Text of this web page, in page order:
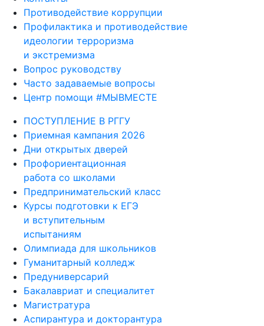
Противодействие коррупции
Профилактика и противодействие
идеологии терроризма
и экстремизма
Вопрос руководству
Часто задаваемые вопросы
Центр помощи #МЫВМЕСТЕ
ПОСТУПЛЕНИЕ В РГГУ
Приемная кампания 2026
Дни открытых дверей
Профориентационная
работа со школами
Предпринимательский класс
Курсы подготовки к ЕГЭ
и вступительным
испытаниям
Олимпиада для школьников
Гуманитарный колледж
Предуниверсарий
Бакалавриат и специалитет
Магистратура
Аспирантура и докторантура